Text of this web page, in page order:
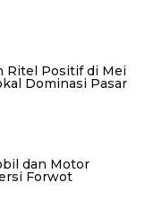
Ritel Positif di Mei
Dominasi Pasar
dan Motor
Forwot